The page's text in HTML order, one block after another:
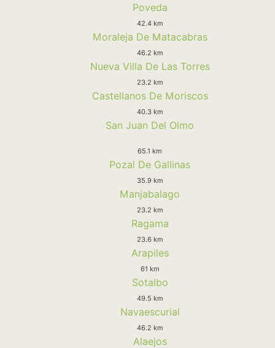
Poveda
42.4 km
Moraleja De Matacabras
46.2 km
Nueva Villa De Las Torres
23.2 km
Castellanos De Moriscos
40.3 km
San Juan Del Olmo
65.1 km
Pozal De Gallinas
35.9 km
Manjabalago
23.2 km
Ragama
23.6 km
Arapiles
61 km
Sotalbo
49.5 km
Navaescurial
46.2 km
Alaejos